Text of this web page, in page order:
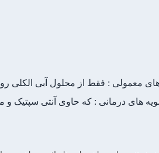
معمولی : فقط از محلول آبی الکلی
های درمانی : که حاوی آنتی سپتیک و